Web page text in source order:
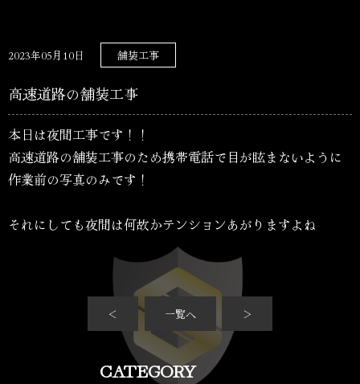
2023年05月10日 舗装工事
高速道路の舗装工事
本日は夜間工事です！！
高速道路の舗装工事のため携帯電話で目が眩まないように
作業前の写真のみです！
それにしても夜間は何故かテンションあがりますよね
＜ 一覧へ ＞
CATEGORY